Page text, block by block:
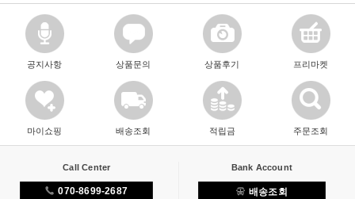
공지사항 상품문의 상품후기 프리마켓
마이쇼핑 배송조회 적립금 주문조회
Call Center
070-8699-2687
Bank Account
배송조회